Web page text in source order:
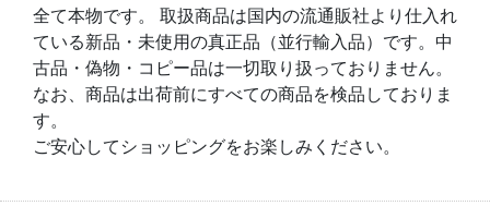
全て本物です。 取扱商品は国内の流通販社より仕入れ
ている新品・未使用の真正品（並行輸入品）です。中
古品・偽物・コピー品は一切取り扱っておりません。
なお、商品は出荷前にすべての商品を検品しておりま
す。
ご安心してショッピングをお楽しみください。